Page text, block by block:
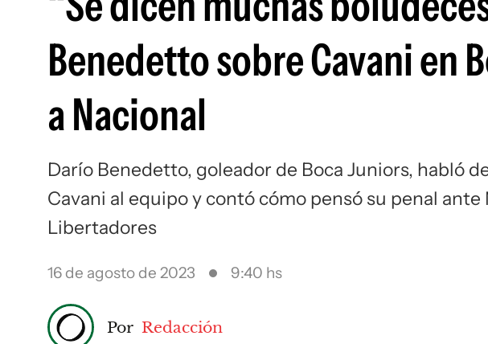
Benedetto sobre Cavani en
a Nacional
Darío Benedetto, goleador de Boca Juniors, habló
Cavani al equipo y contó cómo pensó su penal ante
Libertadores
16 de agosto de 2023 9:40 hs
Por Redacción